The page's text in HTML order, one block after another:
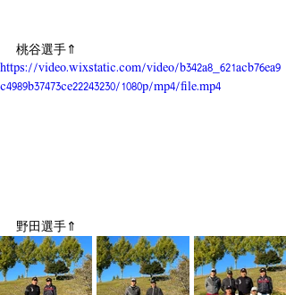
桃谷選手⇑
https://video.wixstatic.com/video/b342a8_621acb76ea9
c4989b37473ce22243230/1080p/mp4/file.mp4
野田選手⇑